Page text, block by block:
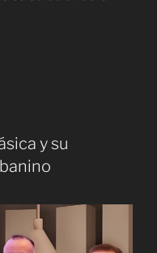
y su